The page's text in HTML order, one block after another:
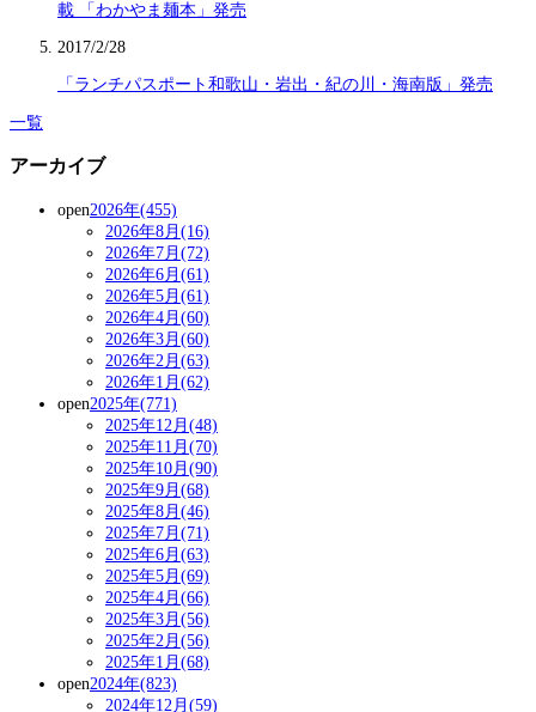
載 「わかやま麺本」発売
2017/2/28
「ランチパスポート和歌山・岩出・紀の川・海南版」発売
一覧
アーカイブ
open2026年(455)
2026年8月(16)
2026年7月(72)
2026年6月(61)
2026年5月(61)
2026年4月(60)
2026年3月(60)
2026年2月(63)
2026年1月(62)
open2025年(771)
2025年12月(48)
2025年11月(70)
2025年10月(90)
2025年9月(68)
2025年8月(46)
2025年7月(71)
2025年6月(63)
2025年5月(69)
2025年4月(66)
2025年3月(56)
2025年2月(56)
2025年1月(68)
open2024年(823)
2024年12月(59)